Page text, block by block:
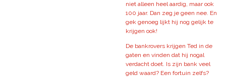
niet alleen heel aardig, maar ook
100 jaar. Dan zeg je geen nee. En
gek genoeg lijkt hij nog gelijk te
krijgen ook!
De bankrovers krijgen Ted in de
gaten en vinden dat hij nogal
verdacht doet. Is zijn bank veel
geld waard? Een fortuin zelfs?